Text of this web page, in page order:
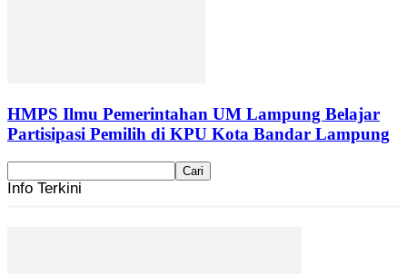
HMPS Ilmu Pemerintahan UM Lampung Belajar
Partisipasi Pemilih di KPU Kota Bandar Lampung
Info Terkini